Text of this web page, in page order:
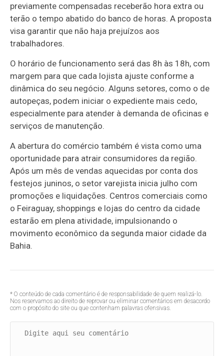
previamente compensadas receberão hora extra ou
terão o tempo abatido do banco de horas. A proposta
visa garantir que não haja prejuízos aos
trabalhadores.
O horário de funcionamento será das 8h às 18h, com
margem para que cada lojista ajuste conforme a
dinâmica do seu negócio. Alguns setores, como o de
autopeças, podem iniciar o expediente mais cedo,
especialmente para atender à demanda de oficinas e
serviços de manutenção.
A abertura do comércio também é vista como uma
oportunidade para atrair consumidores da região.
Após um mês de vendas aquecidas por conta dos
festejos juninos, o setor varejista inicia julho com
promoções e liquidações. Centros comerciais como
o Feiraguay, shoppings e lojas do centro da cidade
estarão em plena atividade, impulsionando o
movimento econômico da segunda maior cidade da
Bahia.
* O conteúdo de cada comentário é de responsabilidade de quem realizá-lo.
Nos reservamos ao direito de reprovar ou eliminar comentários em desacordo
com o propósito do site ou que contenham palavras ofensivas.